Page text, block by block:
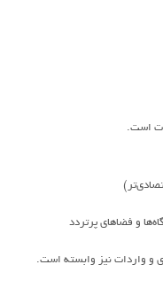
است.
و واردات نیز وابسته است.